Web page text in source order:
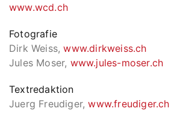
www.wcd.ch
Fotografie
Dirk Weiss,www.dirkweiss.ch
Jules Moser, www.jules-moser.ch
Textredaktion
Juerg Freudiger,www.freudiger.ch